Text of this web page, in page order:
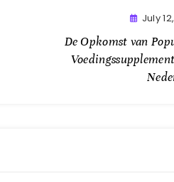
July
De Opkomst van